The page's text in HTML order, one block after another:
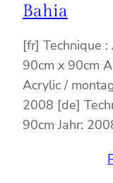
Bahia
[fr] Technique
90cm x 90cm
Acrylic /
2008 [de]
90cm Jahr: